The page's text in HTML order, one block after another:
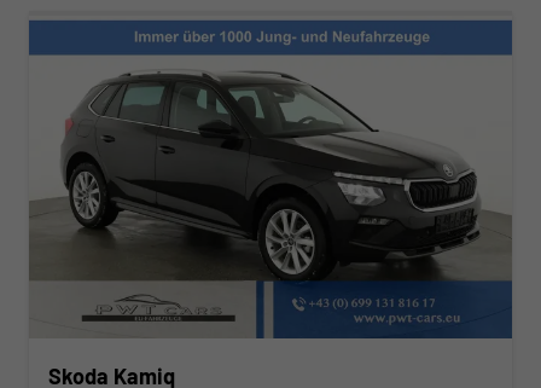
Skoda Kamiq